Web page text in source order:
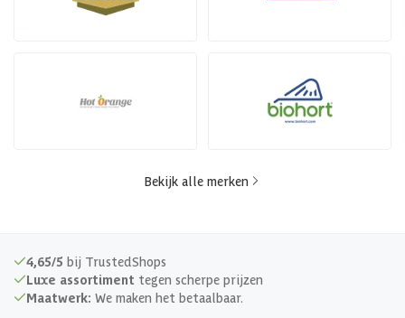
Bekijk alle merken
4,65/5 bij TrustedShops
Luxe assortiment tegen scherpe prijzen
Maatwerk: We maken het betaalbaar.